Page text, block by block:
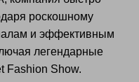
роскошному
и эффективным
легендарные
Fashion Show.